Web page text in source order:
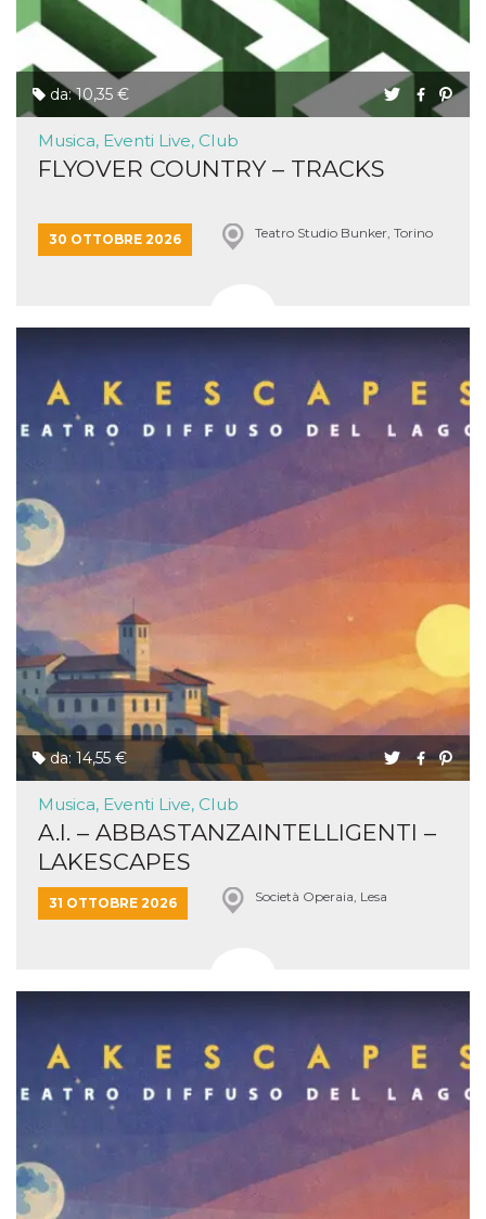
da: 10,35 €
Musica, Eventi Live, Club
FLYOVER COUNTRY – TRACKS
30 OTTOBRE 2026 Teatro Studio Bunker, Torino
da: 14,55 €
Musica, Eventi Live, Club
A.I. – ABBASTANZAINTELLIGENTI –
LAKESCAPES
31 OTTOBRE 2026 Società Operaia, Lesa